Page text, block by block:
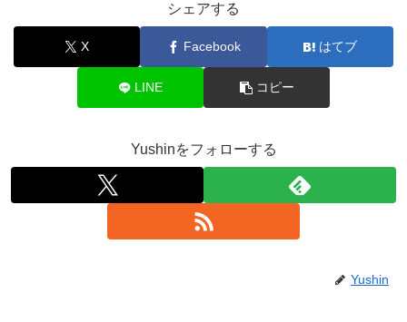
シェアする
X Facebook はてブ
LINE コピー
Yushinをフォローする
Yushin